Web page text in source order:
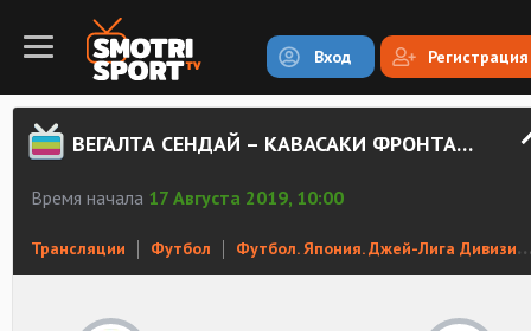
Вход Регистрация
ВЕГАЛТА СЕНДАЙ – КАВАСАКИ ФРОНТАЛЕ СМОТРЕТЬ ОНЛАЙН
Время начала 17 Августа 2019, 10:00
Трансляции Футбол Футбол. Япония. Джей-Лига Дивизион 1